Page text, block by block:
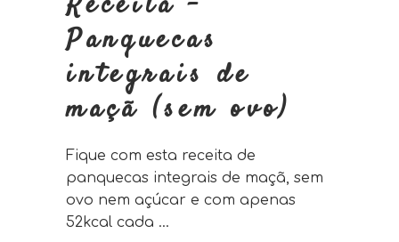
Panquecas
integrais de
maçã (sem ovo)
Fique com esta receita de
panquecas integrais de maçã, sem
ovo nem açúcar e com apenas
52kcal cada